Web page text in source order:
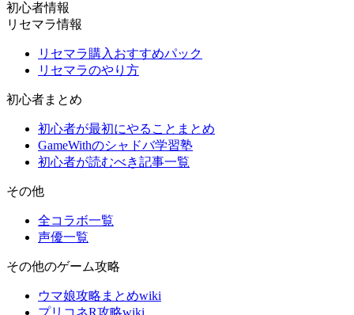
初心者情報
リセマラ情報
リセマラ購入おすすめパック
リセマラのやり方
初心者まとめ
初心者が最初にやることまとめ
GameWithのシャドバ学習塾
初心者が読むべき記事一覧
その他
全コラボ一覧
声優一覧
その他のゲーム攻略
ウマ娘攻略まとめwiki
プリコネR攻略wiki